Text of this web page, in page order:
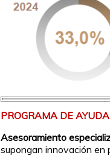
PROGRAMA DE
Asesoramiento
supongan innovación en